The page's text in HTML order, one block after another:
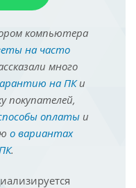
компьютера
на часто
много
на ПКи
покупателей,
оплатыи
о вариантах
.